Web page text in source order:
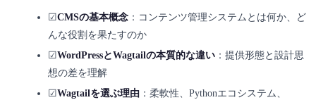
☑CMSの基本概念 ：コンテンツ管理システムとは何か、ど
んな役割を果たすのか
☑WordPressとWagtailの本質的な違い ：提供形態と設計思
想の差を理解
☑Wagtailを選ぶ理由 ：柔軟性、Pythonエコシステム、